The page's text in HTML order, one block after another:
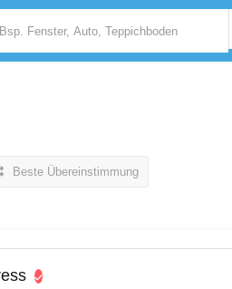
Beste Übereinstimmung